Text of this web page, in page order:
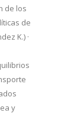
de los
de
K.) ·
y